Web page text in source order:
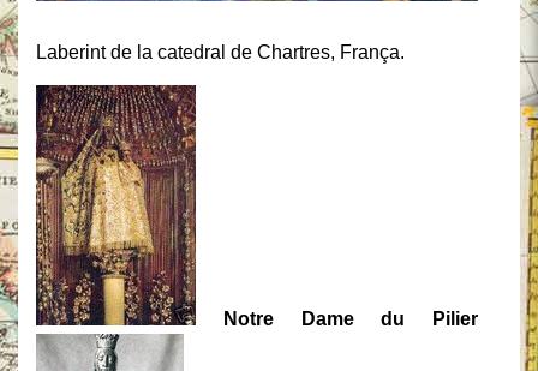
Laberint de la catedral de Chartres, França.
Notre Dame du Pilier